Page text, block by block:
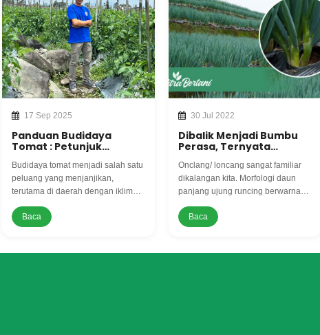
17 Sep 2025
Panduan Budidaya
Tomat : Petunjuk
Perawatan Untuk Hasil
Maksimal
Budidaya tomat menjadi salah satu
peluang yang menjanjikan,
terutama di daerah dengan iklim
sejuk dan tanah subur seperti
Wonosobo. Tomat dikenal sebagai
Baca
30 Jul 2022
Dibalik Menjadi Bumbu
Perasa, Ternyata
dibudidayakan
Onclang/ loncang sangat familiar
dikalangan kita. Morfologi daun
panjang ujung runcing berwarna
hijau dan berongga. Termasuk
tanaman yang mudah
Baca